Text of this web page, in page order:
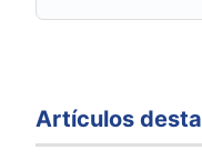
Artículos